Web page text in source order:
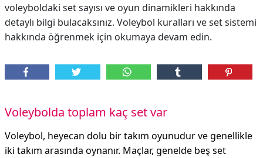
voleyboldaki set sayısı ve oyun dinamikleri hakkında
detaylı bilgi bulacaksınız. Voleybol kuralları ve set sistemi
hakkında öğrenmek için okumaya devam edin.
Voleybolda toplam kaç set var
Voleybol, heyecan dolu bir takım oyunudur ve genellikle
iki takım arasında oynanır. Maçlar, genelde beş set